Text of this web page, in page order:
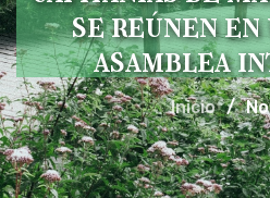
se reúnen en
asamblea
Inicio /